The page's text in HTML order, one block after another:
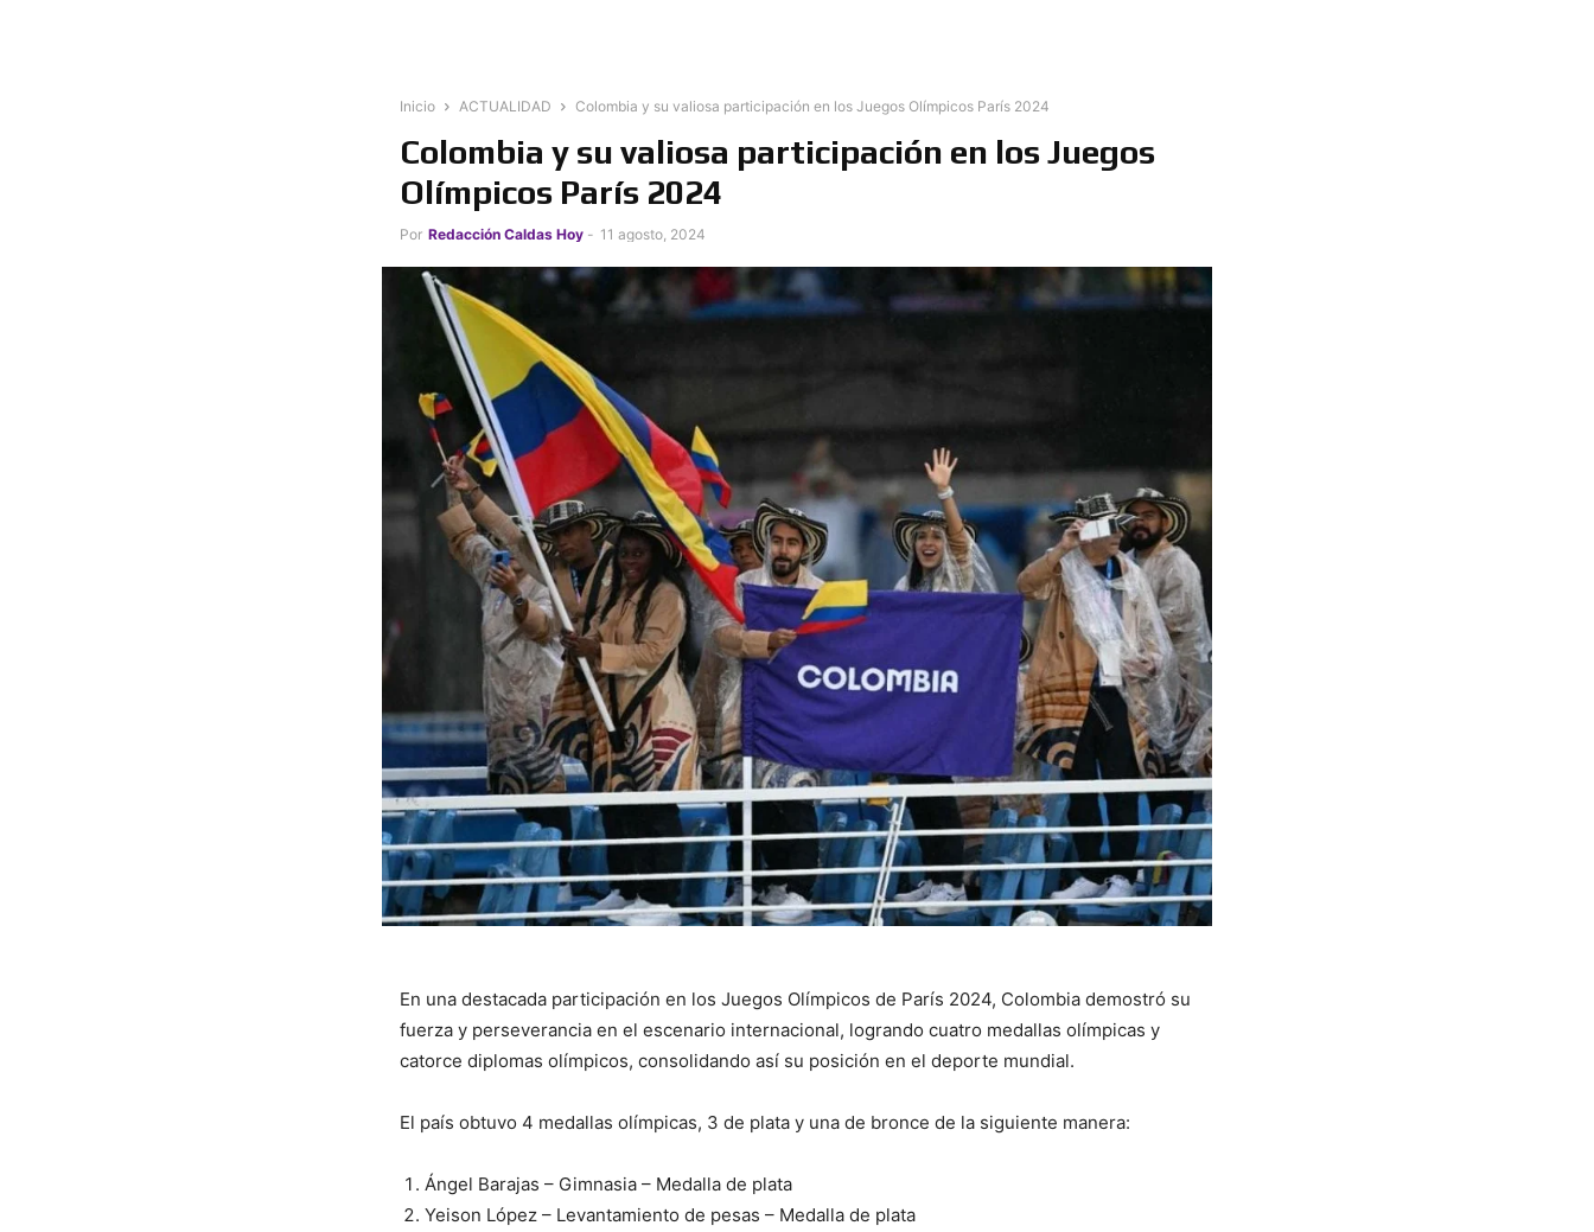
Inicio ACTUALIDAD Colombia y su valiosa participación en los Juegos Olímpicos París 2024
Colombia y su valiosa participación en los Juegos
Olímpicos París 2024
Por Redacción Caldas Hoy - 11 agosto, 2024
En una destacada participación en los Juegos Olímpicos de París 2024, Colombia demostró su
fuerza y perseverancia en el escenario internacional, logrando cuatro medallas olímpicas y
catorce diplomas olímpicos, consolidando así su posición en el deporte mundial.
El país obtuvo 4 medallas olímpicas, 3 de plata y una de bronce de la siguiente manera:
Ángel Barajas – Gimnasia – Medalla de plata
Yeison López – Levantamiento de pesas – Medalla de plata